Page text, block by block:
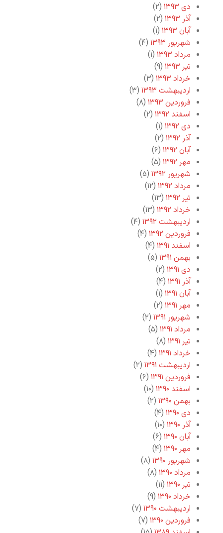
دی ۱۳۹۳
(۲)
آذر ۱۳۹۳
(۲)
آبان ۱۳۹۳
(۱)
شهریور ۱۳۹۳
(۴)
مرداد ۱۳۹۳
(۱)
تیر ۱۳۹۳
(۹)
خرداد ۱۳۹۳
(۳)
اردیبهشت ۱۳۹۳
(۳)
فروردین ۱۳۹۳
(۸)
اسفند ۱۳۹۲
(۲)
دی ۱۳۹۲
(۱)
آذر ۱۳۹۲
(۲)
آبان ۱۳۹۲
(۶)
مهر ۱۳۹۲
(۵)
شهریور ۱۳۹۲
(۵)
مرداد ۱۳۹۲
(۱۲)
تیر ۱۳۹۲
(۱۳)
خرداد ۱۳۹۲
(۱۳)
اردیبهشت ۱۳۹۲
(۴)
فروردین ۱۳۹۲
(۴)
اسفند ۱۳۹۱
(۴)
بهمن ۱۳۹۱
(۵)
دی ۱۳۹۱
(۲)
آذر ۱۳۹۱
(۴)
آبان ۱۳۹۱
(۱)
مهر ۱۳۹۱
(۲)
شهریور ۱۳۹۱
(۲)
مرداد ۱۳۹۱
(۵)
تیر ۱۳۹۱
(۸)
خرداد ۱۳۹۱
(۴)
اردیبهشت ۱۳۹۱
(۲)
فروردین ۱۳۹۱
(۶)
اسفند ۱۳۹۰
(۱۰)
بهمن ۱۳۹۰
(۲)
دی ۱۳۹۰
(۴)
آذر ۱۳۹۰
(۱۰)
آبان ۱۳۹۰
(۶)
مهر ۱۳۹۰
(۴)
شهریور ۱۳۹۰
(۸)
مرداد ۱۳۹۰
(۸)
تیر ۱۳۹۰
(۱۱)
خرداد ۱۳۹۰
(۹)
اردیبهشت ۱۳۹۰
(۷)
فروردین ۱۳۹۰
(۷)